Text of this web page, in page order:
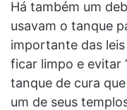
Há também um
usavam o tanque
importante das
ficar limpo e evitar
tanque de cura
um de seus